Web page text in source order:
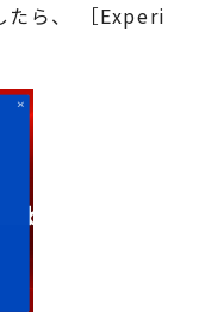
たら、 ［Experi